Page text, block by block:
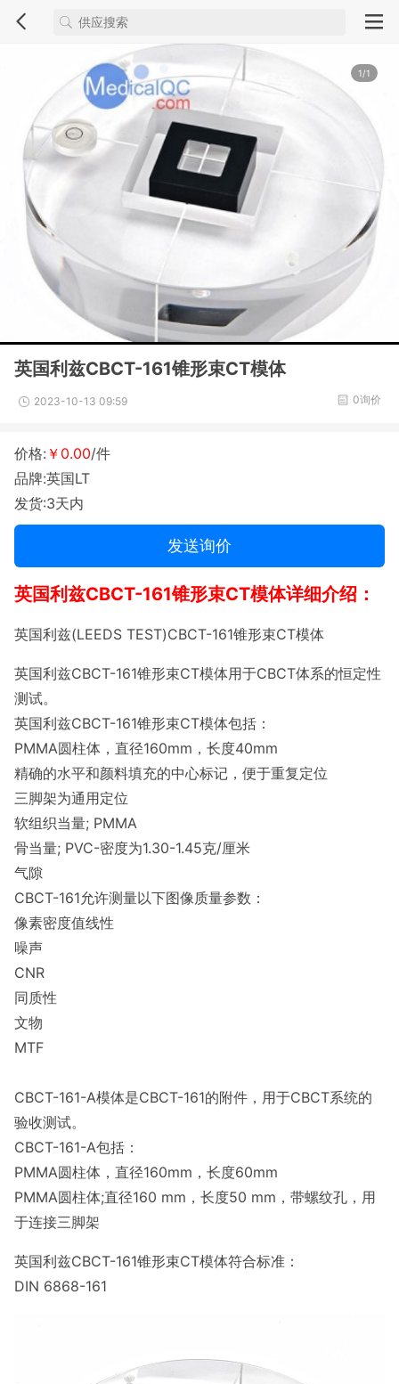
1/1
英国利兹CBCT-161锥形束CT模体
2023-10-13 09:59 0询价
价格: ￥0.00/件
品牌:英国LT
发货:3天内
发送询价
英国利兹CBCT-161锥形束CT模体详细介绍：
英国利兹(LEEDS TEST)CBCT-161锥形束CT模体
英国利兹CBCT-161锥形束CT模体用于CBCT体系的恒定性
测试。
英国利兹CBCT-161锥形束CT模体包括：
PMMA圆柱体，直径160mm，长度40mm
精确的水平和颜料填充的中心标记，便于重复定位
三脚架为通用定位
软组织当量; PMMA
骨当量; PVC-密度为1.30-1.45克/厘米
气隙
CBCT-161允许测量以下图像质量参数：
像素密度值线性
噪声
CNR
同质性
文物
MTF
CBCT-161-A模体是CBCT-161的附件，用于CBCT系统的
验收测试。
CBCT-161-A包括：
PMMA圆柱体，直径160mm，长度60mm
PMMA圆柱体;直径160 mm，长度50 mm，带螺纹孔，用
于连接三脚架
英国利兹CBCT-161锥形束CT模体符合标准：
DIN 6868-161